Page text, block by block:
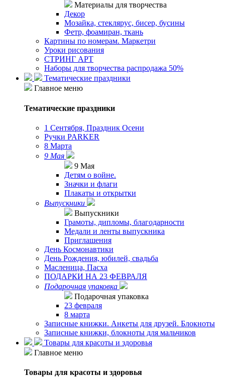
Материалы для творчества
Декор
Мозайка, стеклярус, бисер, бусины
Фетр, фоамиран, ткань
Картины по номерам. Маркетри
Уроки рисования
СТРИНГ АРТ
Наборы для творчества распродажа 50%
Тематические праздники
Главное меню
Тематические праздники
1 Сентября, Праздник Осени
Ручки PARKER
8 Марта
9 Мая
9 Мая
Детям о войне.
Значки и флаги
Плакаты и открытки
Выпускники
Выпускники
Грамоты, дипломы, благодарности
Медали и ленты выпускника
Приглашения
День Космонавтики
День Рождения, юбилей, свадьба
Масленица, Пасха
ПОДАРКИ НА 23 ФЕВРАЛЯ
Подарочная упаковка
Подарочная упаковка
23 февраля
8 марта
Записные книжки. Анкеты для друзей. Блокноты
Записные книжки, блокноты для мальчиков
Товары для красоты и здоровья
Главное меню
Товары для красоты и здоровья